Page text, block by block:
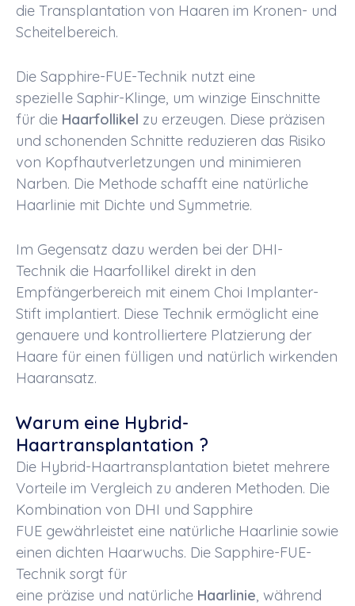
die Transplantation von Haaren im Kronen- und
Scheitelbereich.
Die Sapphire-FUE-Technik nutzt eine
spezielle Saphir-Klinge, um winzige Einschnitte
für die Haarfollikel zu erzeugen. Diese präzisen
und schonenden Schnitte reduzieren das Risiko
von Kopfhautverletzungen und minimieren
Narben. Die Methode schafft eine natürliche
Haarlinie mit Dichte und Symmetrie.
Im Gegensatz dazu werden bei der DHI-
Technik die Haarfollikel direkt in den
Empfängerbereich mit einem Choi Implanter-
Stift implantiert. Diese Technik ermöglicht eine
genauere und kontrolliertere Platzierung der
Haare für einen fülligen und natürlich wirkenden
Haaransatz.
Warum eine Hybrid-
Haartransplantation ?
Die Hybrid-Haartransplantation bietet mehrere
Vorteile im Vergleich zu anderen Methoden. Die
Kombination von DHI und Sapphire
FUE gewährleistet eine natürliche Haarlinie sowie
einen dichten Haarwuchs. Die Sapphire-FUE-
Technik sorgt für
eine präzise und natürliche Haarlinie, während